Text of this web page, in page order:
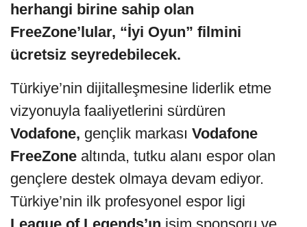
herhangi birine sahip olan
FreeZone’lular, “İyi Oyun” filmini
ücretsiz seyredebilecek.
Türkiye’nin dijitalleşmesine liderlik etme
vizyonuyla faaliyetlerini sürdüren
Vodafone, gençlik markası Vodafone
FreeZone altında, tutku alanı espor olan
gençlere destek olmaya devam ediyor.
Türkiye’nin ilk profesyonel espor ligi